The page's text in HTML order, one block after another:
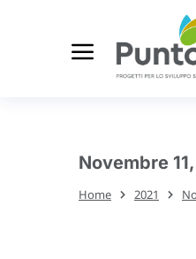
Novembre
Tu sei qui:
Home 2021